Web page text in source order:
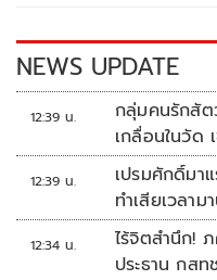
k k
NEWS UPDATE
12:39 น.
กลุ่มคนรักสัต
เกลื่อนในวัด
12:39 น.
เปรมศักดิ์มา
ทำเสียเวลาม
12:34 น.
ไร้จิตสำนึก!
ประธาน กสท